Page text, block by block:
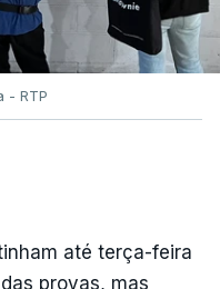
- RTP
até terça-feira
provas, mas